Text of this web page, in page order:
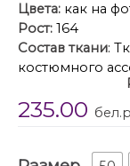
Цвета: как на
Рост: 164
Состав ткани:
костюмного
2%эластан
ассортимента
235.00